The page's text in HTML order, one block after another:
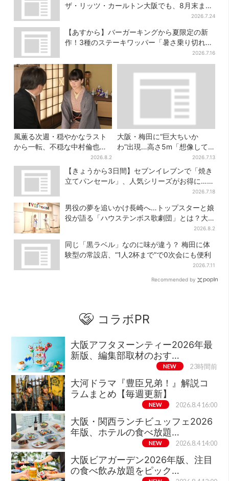
ザ・リッツ・カールトン大阪でも、8月末まで
2026.7.24
【あすから】バーガーキングから夏限定の新
作！3種のステーキワッパー「暑さ乗り切れそ
2026.7.16
風薫る次週・穏やかなラスト
から一転、不穏な中村倫也の
登場に視聴者期待「いよいよ
登場だ」
2026.8.2
大阪・梅田に“巨大ちいか
わ”出現…高さ5m「想像して
たより結構デカい」「ちい
さ…くはない」
2026.7.13
【きょうから3日間】セブンイレブンで「焼き
立てパンセール」、人気シリーズがお得に…チ
2026.7.18
男役の夢を追いかけ長崎へ…トップスターと娘
役が語る「ハウステンボス歌劇団」とは？大
2026.8.2
同じ「黒ラベル」なのに味が違う？ 梅田に体
験型の常設店、“1人2杯まで”で0次会にも便利
2026.7.11
Recommended by
コラボPR
大阪アフタヌーンティー2026年最
新版、編集部取材のおす…
NEW 23時間前
大河ドラマ『豊臣兄弟！』解説コ
ラムまとめ【毎週更新】
NEW 2026.8.4 16:00
大阪・関西ランチビュッフェ2026
年版、ホテルの食べ放題…
NEW 2026.8.4 14:00
大阪ビアガーデン2026年版、注目
の食べ飲み放題をピック…